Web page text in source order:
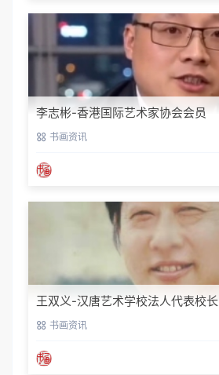
李志彬-香港国际艺术家协会会员
书画资讯
王双义-汉唐艺术学校法人代表校长
书画资讯